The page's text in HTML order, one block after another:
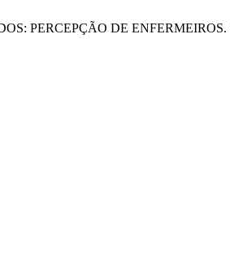
PERCEPÇÃO DE ENFERMEIROS.